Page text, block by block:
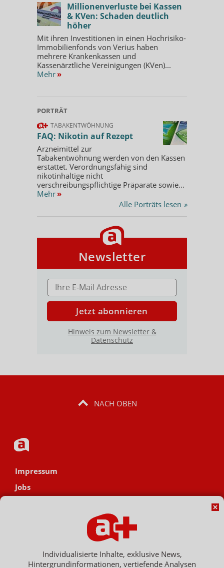
Millionenverluste bei Kassen
& KVen: Schaden deutlich
höher
Mit ihren Investitionen in einen Hochrisiko-
Immobilienfonds von Verius haben
mehrere Krankenkassen und
Kassenärztliche Vereinigungen (KVen)...
Mehr »
PORTRÄT
TABAKENTWÖHNUNG
FAQ: Nikotin auf Rezept
Arzneimittel zur
Tabakentwöhnung werden von den Kassen
erstattet. Verordnungsfähig sind
nikotinhaltige nicht
verschreibungspflichtige Präparate sowie...
Mehr »
Alle Porträts lesen »
Newsletter
E-MAIL ADRESSE
Jetzt abonnieren
Hinweis zum Newsletter &
Datenschutz
NACH OBEN
Impressum
Jobs
Hinweisgebersystem
Individualisierte Inhalte, exklusive News,
Hintergrundinformationen, vertiefende Analysen